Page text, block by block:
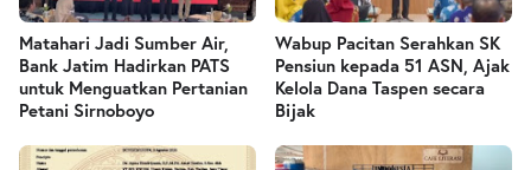
Matahari Jadi Sumber Air,
Bank Jatim Hadirkan PATS
untuk Menguatkan Pertanian
Petani Sirnoboyo
Wabup Pacitan Serahkan SK
Pensiun kepada 51 ASN, Ajak
Kelola Dana Taspen secara
Bijak